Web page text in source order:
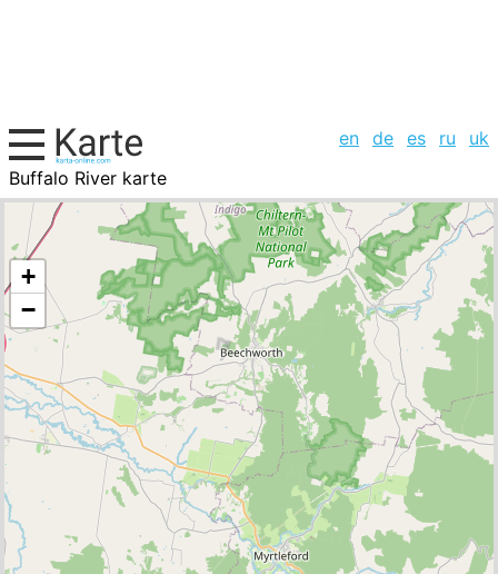
en de es ru
uk
Buffalo River karte
Australien, Städte-Liste
+
−